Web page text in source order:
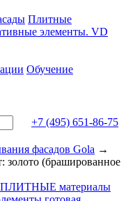
Плитные
элементы. VD
Обучение
+7 (495) 651-86-75
фасадов Gola →
золото (брашированное
ПЛИТНЫЕ материалы